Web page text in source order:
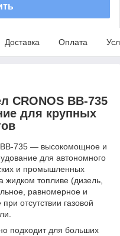
Доставка Оплата
CRONOS BB-735
для крупных
735 — высокомощное и
для автономного
и промышленных
топливе (дизель,
равномерное и
отсутствии газовой
подходит для больших